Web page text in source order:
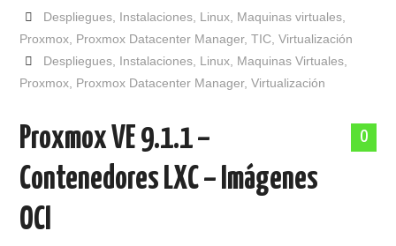
Despliegues, Instalaciones, Linux, Maquinas virtuales,
Proxmox Proxmox Datacenter Manager,TIC ,Virtualización
Despliegues, Instalaciones, Linux, Maquinas Virtuales,
Proxmox Proxmox Datacenter Manager,Virtualización
0
Proxmox VE 9.1.1 –
Contenedores LXC – Imágenes
OCI